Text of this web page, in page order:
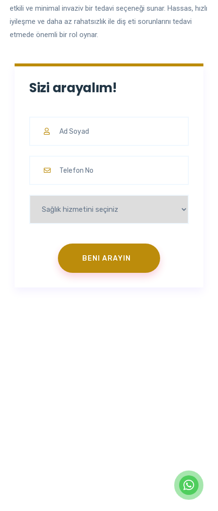
Sizi arayalım!
etkili ve minimal invaziv bir tedavi seçeneği sunar. Hassas, hızlı
iyileşme ve daha az rahatsızlık ile diş eti sorunlarını tedavi
etmede önemli bir rol oynar.